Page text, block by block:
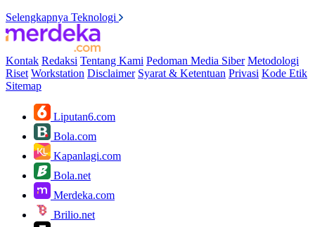
Selengkapnya Teknologi
Kontak Redaksi Tentang Kami Pedoman Media Siber Metodologi
Riset Workstation Disclaimer Syarat & Ketentuan Privasi Kode Etik
Sitemap
Liputan6.com
Bola.com
Kapanlagi.com
Bola.net
Merdeka.com
Brilio.net